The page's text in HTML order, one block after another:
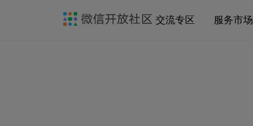
交流专区 服务市场